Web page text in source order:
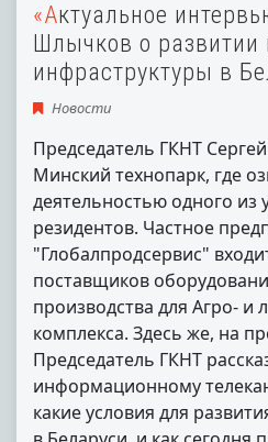
«Актуальное интервью»: Сергей
Шлычков о развитии
инфраструктуры в
Новости
Председатель ГКНТ
Минский технопарк, где
деятельностью одного из
резидентов. Частное
"Глобалпродсервис"
поставщиков
производства для Агро-
комплекса. Здесь же, на
Председатель ГКНТ
информационному
какие условия для